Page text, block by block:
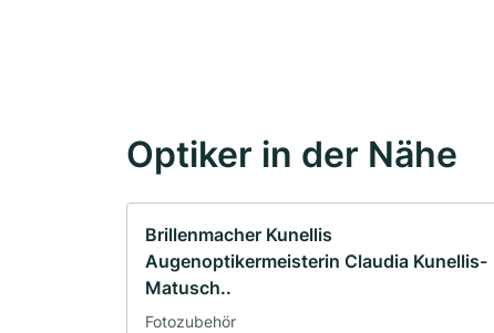
Optiker in der Nähe
Brillenmacher Kunellis
Augenoptikermeisterin Claudia Kunellis-
Matusch..
Fotozubehör